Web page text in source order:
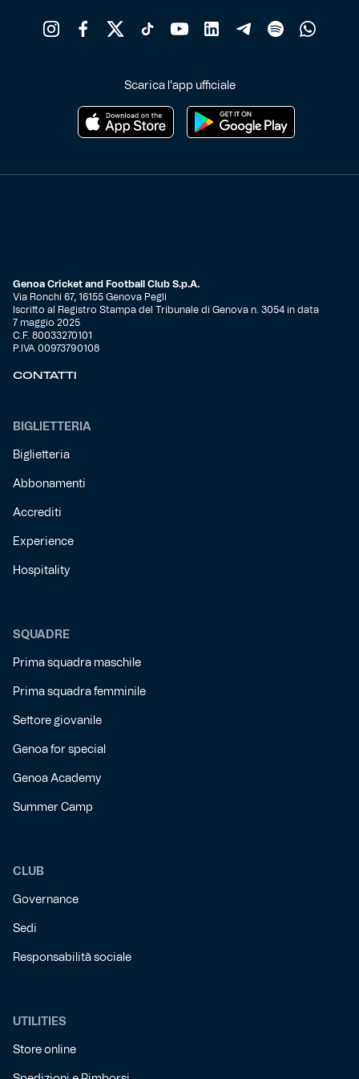
Scarica l'app ufficiale
Genoa Cricket and Football Club S.p.A.
Via Ronchi 67, 16155 Genova Pegli
Iscritto al Registro Stampa del Tribunale di Genova n. 3054 in data
7 maggio 2025
C.F. 80033270101
P.IVA 00973790108
CONTATTI
BIGLIETTERIA
Biglietteria
Abbonamenti
Accrediti
Experience
Hospitality
SQUADRE
Prima squadra maschile
Prima squadra femminile
Settore giovanile
Genoa for special
Genoa Academy
Summer Camp
CLUB
Governance
Sedi
Responsabilità sociale
UTILITIES
Store online